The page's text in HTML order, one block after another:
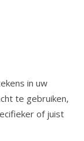
in uw
te gebruiken,
of juist